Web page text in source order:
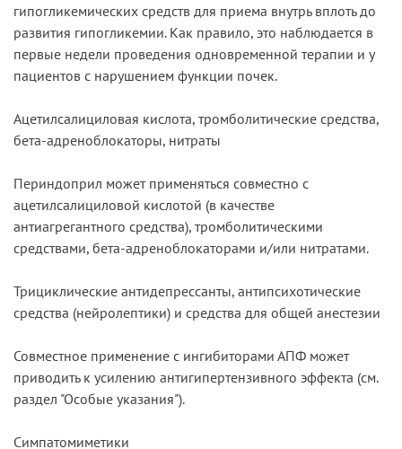
гипогликемических средств для приема внутрь вплоть до
развития гипогликемии. Как правило, это наблюдается в
первые недели проведения одновременной терапии и у
пациентов с нарушением функции почек.
Ацетилсалициловая кислота, тромболитические средства,
бета-адреноблокаторы, нитраты
Периндоприл может применяться совместно с
ацетилсалициловой кислотой (в качестве
антиагрегантного средства), тромболитическими
средствами, бета-адреноблокаторами и/или нитратами.
Трициклические антидепрессанты, антипсихотические
средства (нейролептики) и средства для общей анестезии
Совместное применение с ингибиторами АПФ может
приводить к усилению антигипертензивного эффекта (см.
раздел "Особые указания").
Симпатомиметики